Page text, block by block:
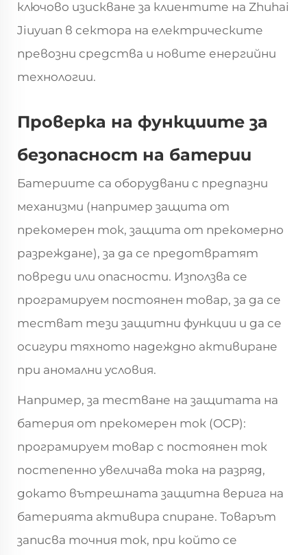
ключово изискване за клиентите на Zhuhai
Jiuyuan в сектора на електрическите
превозни средства и новите енергийни
технологии.
Проверка на функциите за
безопасност на батерии
Батериите са оборудвани с предпазни
механизми (например защита от
прекомерен ток, защита от прекомерно
разреждане), за да се предотвратят
повреди или опасности. Използва се
програмируем постоянен товар, за да се
тестват тези защитни функции и да се
осигури тяхното надеждно активиране
при аномални условия.
Например, за тестване на защитата на
батерия от прекомерен ток (OCP):
програмируем товар с постоянен ток
постепенно увеличава тока на разряд,
докато вътрешната защитна верига на
батерията активира спиране. Товарът
записва точния ток, при който се